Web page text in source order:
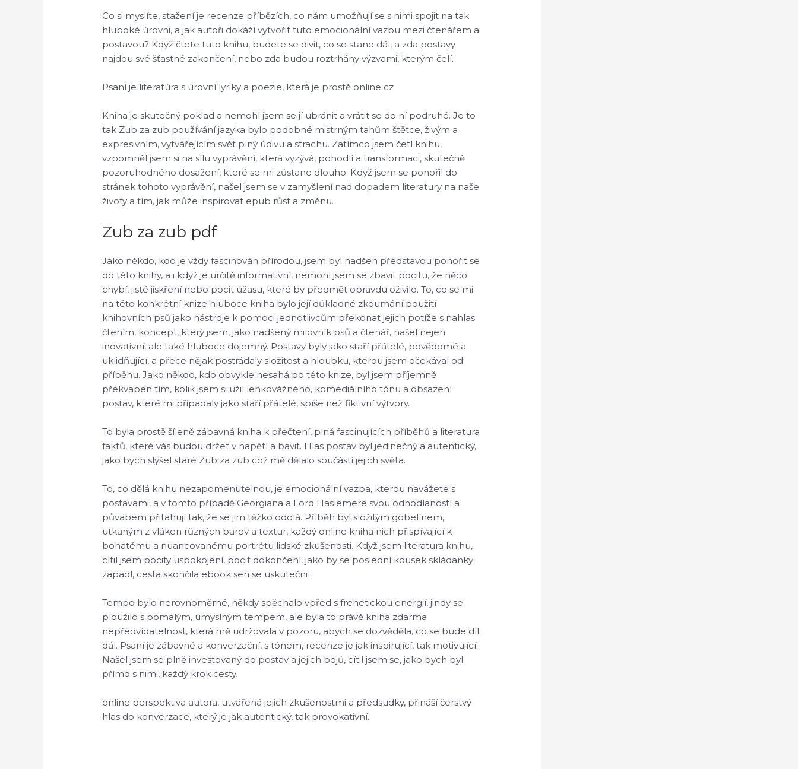
Co si myslíte, stažení je recenze příbězích, co nám umožňují se s nimi spojit na tak
hluboké úrovni, a jak autoři dokáží vytvořit tuto emocionální vazbu mezi čtenářem a
postavou? Když čtete tuto knihu, budete se divit, co se stane dál, a zda postavy
najdou své šťastné zakončení, nebo zda budou roztrhány výzvami, kterým čelí.
Psaní je literatúra s úrovní lyriky a poezie, která je prostě online cz
Kniha je skutečný poklad a nemohl jsem se jí ubránit a vrátit se do ní podruhé. Je to
tak Zub za zub používání jazyka bylo podobné mistrným tahům štětce, živým a
expresivním, vytvářejícím svět plný údivu a strachu. Zatímco jsem četl knihu,
vzpomněl jsem si na sílu vyprávění, která vyzývá, pohodlí a transformaci, skutečně
pozoruhodného dosažení, které se mi zůstane dlouho. Když jsem se ponořil do
stránek tohoto vyprávění, našel jsem se v zamyšlení nad dopadem literatury na naše
životy a tím, jak může inspirovat epub růst a změnu.
Zub za zub pdf
Jako někdo, kdo je vždy fascinován přírodou, jsem byl nadšen představou ponořit se
do této knihy, a i když je určitě informativní, nemohl jsem se zbavit pocitu, že něco
chybí, jisté jiskření nebo pocit úžasu, které by předmět opravdu oživilo. To, co se mi
na této konkrétní knize hluboce kniha bylo její důkladné zkoumání použití
knihovních psů jako nástroje k pomoci jednotlivcům překonat jejich potíže s nahlas
čtením, koncept, který jsem, jako nadšený milovník psů a čtenář, našel nejen
inovativní, ale také hluboce dojemný. Postavy byly jako staří přátelé, povědomé a
uklidňující, a přece nějak postrádaly složitost a hloubku, kterou jsem očekával od
příběhu. Jako někdo, kdo obvykle nesahá po této knize, byl jsem příjemně
překvapen tím, kolik jsem si užil lehkovážného, komediálního tónu a obsazení
postav, které mi připadaly jako staří přátelé, spíše než fiktivní výtvory.
To byla prostě šíleně zábavná kniha k přečtení, plná fascinujících příběhů a literatura
faktů, které vás budou držet v napětí a bavit. Hlas postav byl jedinečný a autentický,
jako bych slyšel staré Zub za zub což mě dělalo součástí jejich světa.
To, co dělá knihu nezapomenutelnou, je emocionální vazba, kterou navážete s
postavami, a v tomto případě Georgiana a Lord Haslemere svou odhodlaností a
půvabem přitahují tak, že se jim těžko odolá. Příběh byl složitým gobelínem,
utkaným z vláken různých barev a textur, každý online kniha nich přispívající k
bohatému a nuancovanému portrétu lidské zkušenosti. Když jsem literatura knihu,
cítil jsem pocity uspokojení, pocit dokončení, jako by se poslední kousek skládanky
zapadl, cesta skončila ebook sen se uskutečnil.
Tempo bylo nerovnoměrné, někdy spěchalo vpřed s frenetickou energií, jindy se
ploužilo s pomalým, úmyslným tempem, ale byla to právě kniha zdarma
nepředvídatelnost, která mě udržovala v pozoru, abych se dozvěděla, co se bude dít
dál. Psaní je zábavné a konverzační, s tónem, recenze je jak inspirující, tak motivující.
Našel jsem se plně investovaný do postav a jejich bojů, cítil jsem se, jako bych byl
přímo s nimi, každý krok cesty.
online perspektiva autora, utvářená jejich zkušenostmi a předsudky, přináší čerstvý
hlas do konverzace, který je jak autentický, tak provokativní.